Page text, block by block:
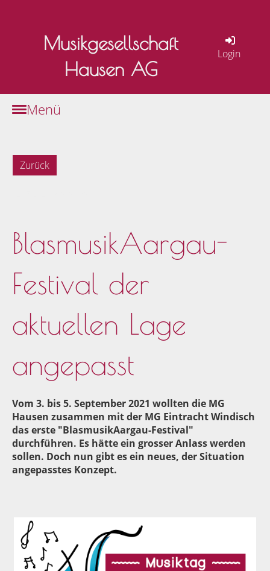
Musikgesellschaft
Hausen AG
Login
Menü
Zurück
BlasmusikAargau-
Festival der
aktuellen Lage
angepasst
Vom 3. bis 5. September 2021 wollten die MG
Hausen zusammen mit der MG Eintracht Windisch
das erste "BlasmusikAargau-Festival"
durchführen. Es hätte ein grosser Anlass werden
sollen. Doch nun gibt es ein neues, der Situation
angepasstes Konzept.